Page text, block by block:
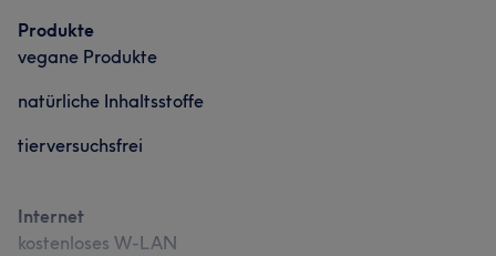
Produkte
vegane Produkte
natürliche Inhaltsstoffe
tierversuchsfrei
Internet
kostenloses W-LAN